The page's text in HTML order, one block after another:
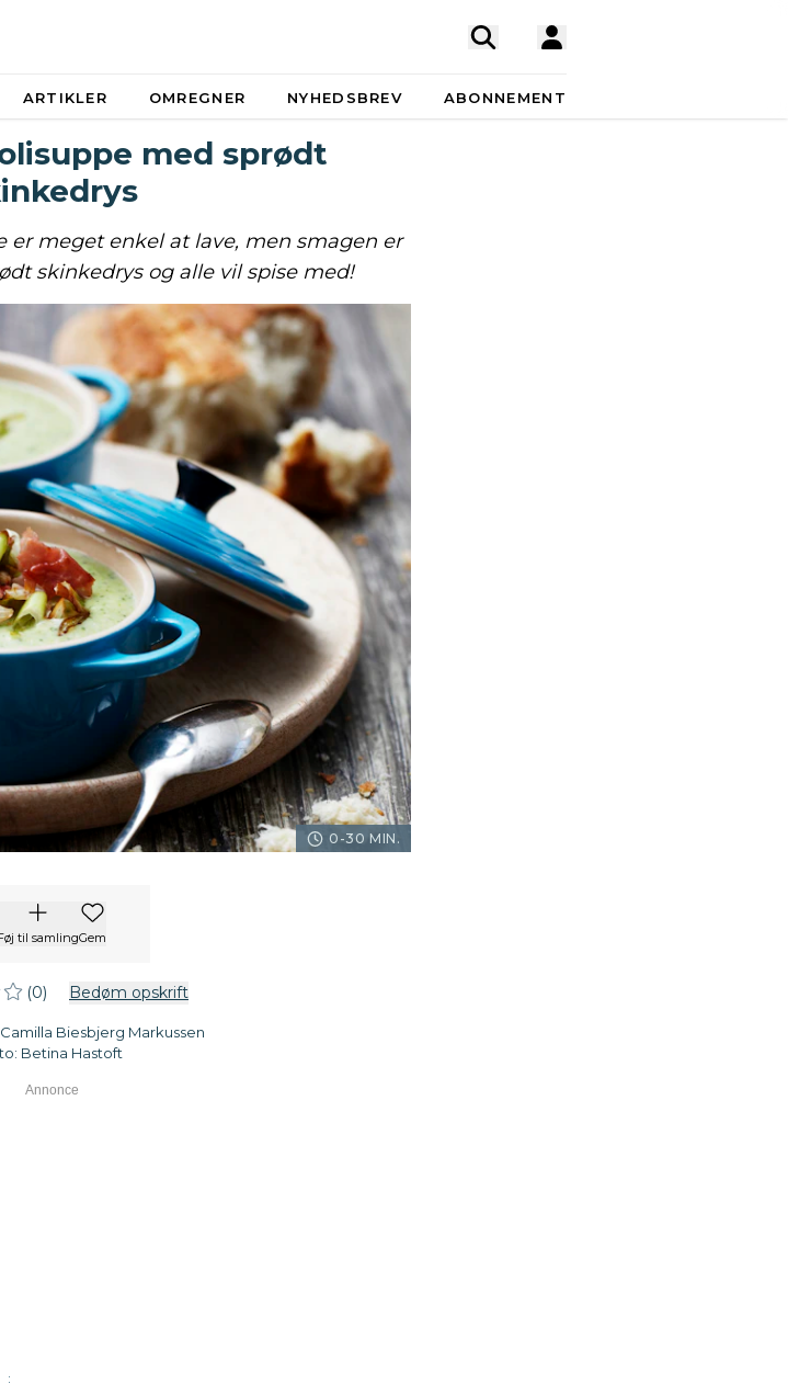
ARTIKLER OMREGNER NYHEDSBREV ABONNEMENT
med sprødt
er meget enkel at lave, men smagen er
skinkedrys og alle vil spise med!
0-30 MIN.
til samlingGem
(0) Bedøm opskrift
Camilla Biesbjerg Markussen
Betina Hastoft